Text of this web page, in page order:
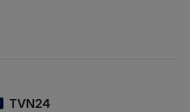
TVN24